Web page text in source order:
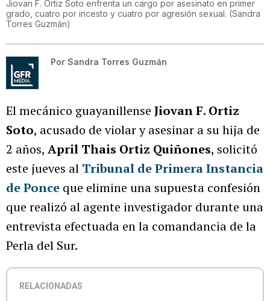
Jiovan F. Ortiz Soto enfrenta un cargo por asesinato en primer
grado, cuatro por incesto y cuatro por agresión sexual. (Sandra
Torres Guzmán)
Por Sandra Torres Guzmán
El mecánico guayanillense Jiovan F. Ortiz
Soto, acusado de violar y asesinar a su hija de
2 años, April Thais Ortiz Quiñones, solicitó
este jueves al Tribunal de Primera Instancia
de Ponce que elimine una supuesta confesión
que realizó al agente investigador durante una
entrevista efectuada en la comandancia de la
Perla del Sur.
RELACIONADAS